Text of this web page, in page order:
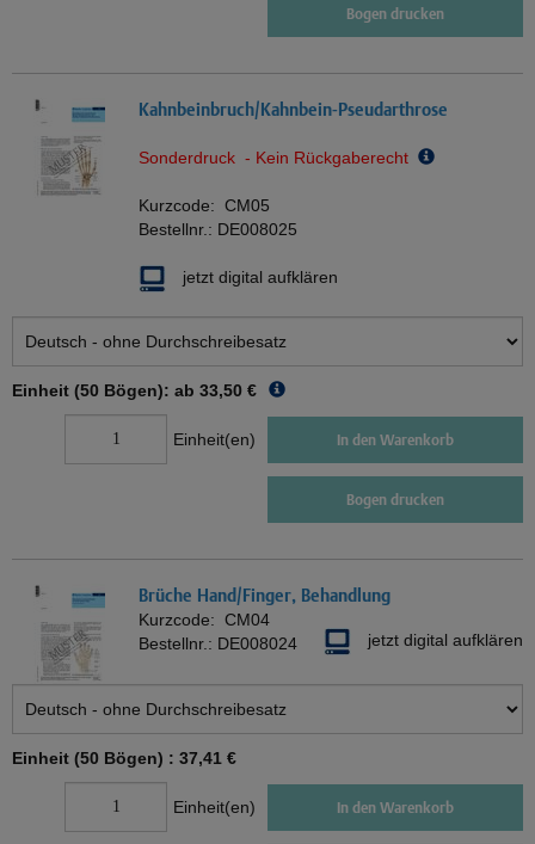
Bogen drucken
Kahnbeinbruch/Kahnbein-Pseudarthrose
Sonderdruck - Kein Rückgaberecht
Kurzcode: CM05
Bestellnr.: DE008025
jetzt digital aufklären
Einheit (50 Bögen): ab 33,50 €
Einheit(en) In den Warenkorb
Bogen drucken
Brüche Hand/Finger, Behandlung
Kurzcode: CM04
Bestellnr.: DE008024 jetzt digital aufklären
Einheit (50 Bögen) : 37,41 €
Einheit(en) In den Warenkorb